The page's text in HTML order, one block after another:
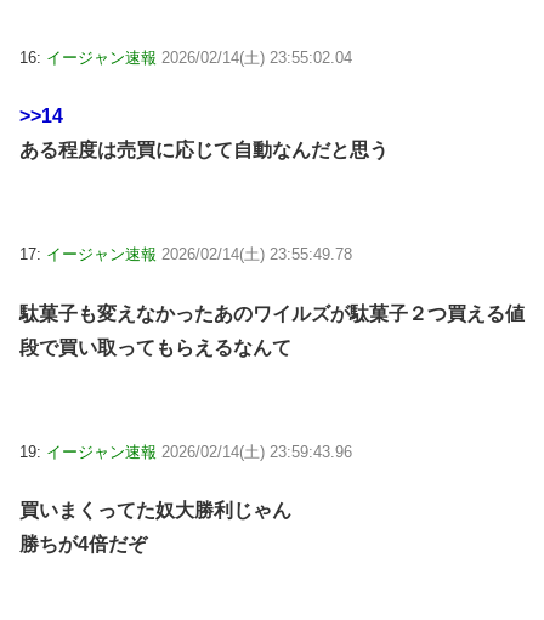
16: イージャン速報 2026/02/14(土) 23:55:02.04
>>14
ある程度は売買に応じて自動なんだと思う
17: イージャン速報 2026/02/14(土) 23:55:49.78
駄菓子も変えなかったあのワイルズが駄菓子２つ買える値
段で買い取ってもらえるなんて
19: イージャン速報 2026/02/14(土) 23:59:43.96
買いまくってた奴大勝利じゃん
勝ちが4倍だぞ